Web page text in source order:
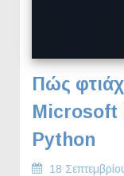
Πώς
Microsoft
Python
18